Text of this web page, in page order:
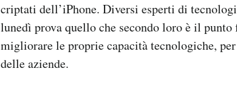
criptati dell’iPhone. Diversi esperti di
lunedì prova quello che secondo loro è il
migliorare le proprie capacità tecnologiche,
delle aziende.